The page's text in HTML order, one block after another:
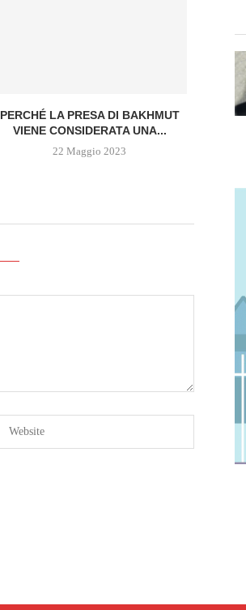
PERCHÉ LA PRESA DI BAKHMUT
VIENE CONSIDERATA UNA...
22 Maggio 2023